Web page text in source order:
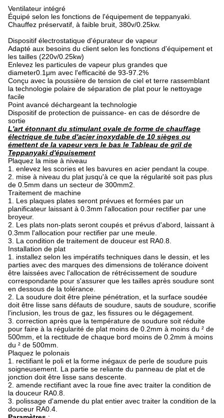
Ventilateur intégré
Équipé selon les fonctions de l'équipement de teppanyaki.
Chauffez préservatif, à faible bruit, 380v/0.25kw.
Dispositif électrostatique d'épurateur de vapeur
Adapté aux besoins du client selon les fonctions d'équipement et
les tailles (220v/0.25kw)
Enlevez les particules de vapeur plus grandes que
diameter0.1μm avec l'efficacité de 93-97.2%
Conçu avec la poussière de tension de ciel et terre rassemblant
la technologie polaire de séparation de plat pour le nettoyage
facile
Point avancé déchargeant la technologie
Dispositif de protection de puissance- en cas de désordre de
sortie
L'art étonnant du stimulant ovale de forme de chauffage
électrique de tube d'acier inoxydable de 10 sièges ou
émettent de la vapeur vers le bas le Tableau de gril de
Teppanyaki d'épuisement
Plaquez la mise à niveau
1. enlevez les scories et les bavures en acier pendant la coupe.
2. mise à niveau du plat jusqu'à ce que la régularité soit pas plus
de 0.5mm dans un secteur de 300mm2.
Traitement de machine
1. Les plaques plates seront prévues et formées par un
planificateur laissant à 0.3mm l'allocation pour rectifier par une
broyeur.
2. Les plats non-plats seront coupés et prévus d'abord, laissant à
0.3mm l'allocation pour rectifier par une meule.
3. La condition de traitement de douceur est RA0.8.
Installation de plat
1. installez selon les impératifs techniques dans le dessin, et les
parties avec des marques des dimensions de tolérance doivent
être laissées avec l'allocation de rétrécissement de soudure
correspondante pour s'assurer que les tailles après soudure sont
en dessous de la tolérance.
2. La soudure doit être pleine pénétration, et la surface soudée
doit être lisse sans défauts de soudure, sauts de soudure, scorifie
l'inclusion, les trous de gaz, les fissures ou le dégagement.
3. correction après que la température de soudure soit réduite
pour faire à la régularité de plat moins de 0.2mm à moins du ² de
500mm, et la rectitude de chaque bord moins de 0.2mm à moins
du ² de 500mm.
Plaquez le polonais
1. rectifiant le poli et la forme inégaux de perle de soudure puis
soigneusement. La partie se reliante du panneau de plat et de
jonction doit être lisse sans descente.
2. amende rectifiant avec la roue fine avec traiter la condition de
la douceur RA0.8.
3. polissage d'amende du plat entier avec traiter la condition de la
douceur RA0.4.